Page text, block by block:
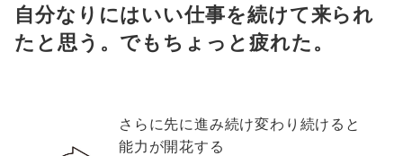
自分なりにはいい仕事を続けて来られ
たと思う。でもちょっと疲れた。
さらに先に進み続け変わり続けると
能力が開花する